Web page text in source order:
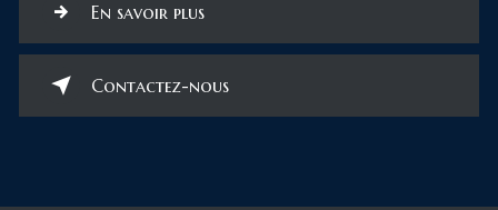
En savoir plus
Contactez-nous